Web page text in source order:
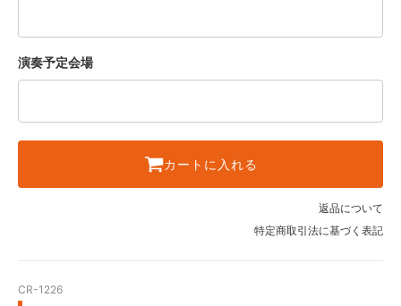
演奏予定会場
カートに入れる
返品について
特定商取引法に基づく表記
CR-1226